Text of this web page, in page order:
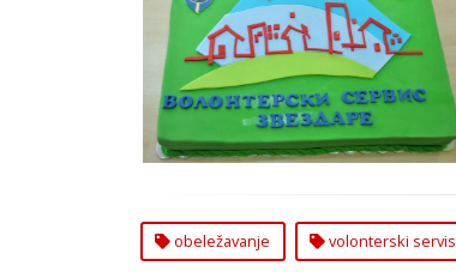
Obeleženo 10 Godina Rada
Volonterski Servis Zvezdare
obeležavanje volonterski servis